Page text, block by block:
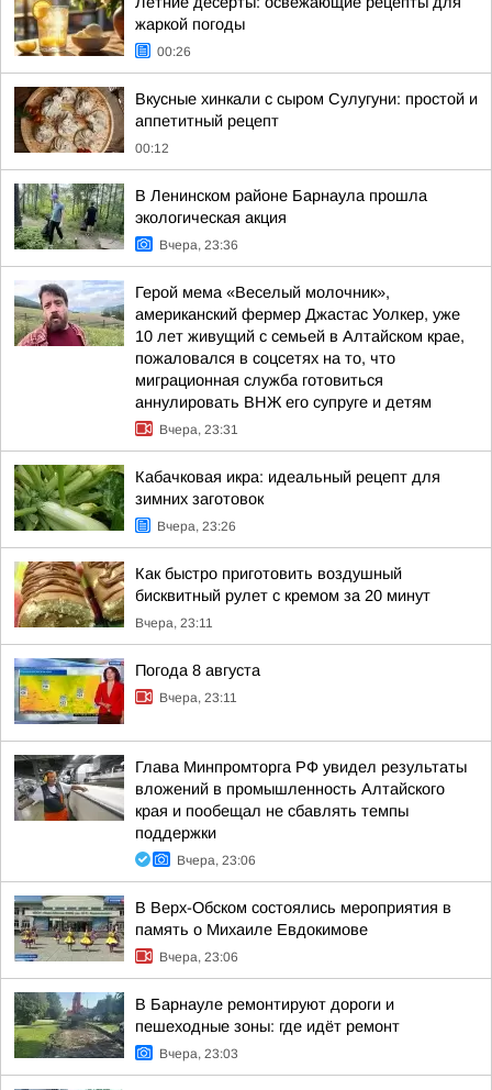
жаркой погоды
00:26
Вкусные хинкали с сыром Сулугуни: простой и
аппетитный рецепт
00:12
В Ленинском районе Барнаула прошла
экологическая акция
Вчера, 23:36
Герой мема «Веселый молочник»,
американский фермер Джастас Уолкер, уже
10 лет живущий с семьей в Алтайском крае,
пожаловался в соцсетях на то, что
миграционная служба готовиться
аннулировать ВНЖ его супруге и детям
Вчера, 23:31
Кабачковая икра: идеальный рецепт для
зимних заготовок
Вчера, 23:26
Как быстро приготовить воздушный
бисквитный рулет с кремом за 20 минут
Вчера, 23:11
Погода 8 августа
Вчера, 23:11
Глава Минпромторга РФ увидел результаты
вложений в промышленность Алтайского
края и пообещал не сбавлять темпы
поддержки
Вчера, 23:06
В Верх-Обском состоялись мероприятия в
память о Михаиле Евдокимове
Вчера, 23:06
В Барнауле ремонтируют дороги и
пешеходные зоны: где идёт ремонт
Вчера, 23:03